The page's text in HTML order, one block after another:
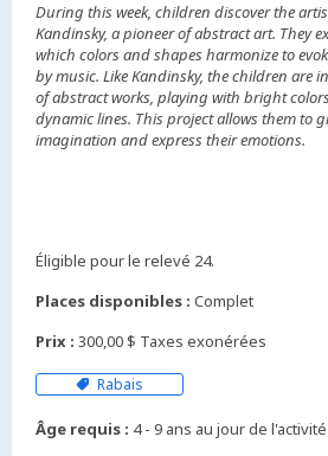
During this week, children discover the
Kandinsky, a pioneer of abstract art. They
which colors and shapes harmonize to
by music. Like Kandinsky, the children are
of abstract works, playing with bright
dynamic lines. This project allows them to
imagination and express their emotions.
Éligible pour le relevé 24.
Places disponibles : Complet
Prix : 300,00 $ Taxes exonérées
Rabais
Âge requis : 4 - 9 ans au jour de l'activité